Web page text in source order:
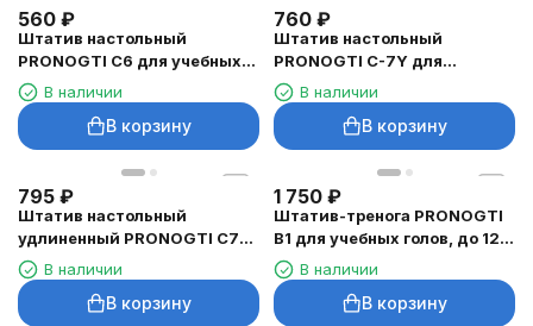
560 ₽
Штатив настольный
PRONOGTI C6 для учебных
голов, цвет слоновой кости
В наличии
В корзину
760 ₽
Штатив настольный
PRONOGTI C-7Y для
учебных голов, регулировка
наклона
В наличии
В корзину
795 ₽
Штатив настольный
удлиненный PRONOGTI C7
для учебных голов
В наличии
В корзину
1 750 ₽
Штатив-тренога PRONOGTI
B1 для учебных голов, до 125
см, с чехлом
В наличии
В корзину